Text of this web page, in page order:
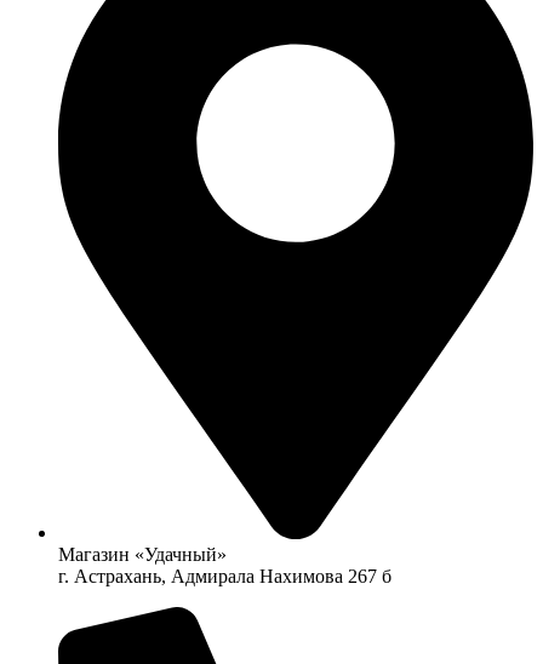
Магазин «Удачный»
г. Астрахань, Адмирала Нахимова 267 б